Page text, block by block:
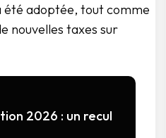
été adoptée, tout comme
nouvelles taxes sur
2026 : un recul